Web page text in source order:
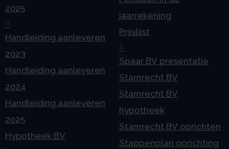
2025
H
Handleiding aanleveren
2023
Handleiding aanleveren
2024
Handleiding aanleveren
2025
Hypotheek BV
jaarrekening
Prijslijst
S
Spaar BV presentatie
Stamrecht BV
Stamrecht BV
hypotheek
Stamrecht BV oprichten
Stappenplan oprichting